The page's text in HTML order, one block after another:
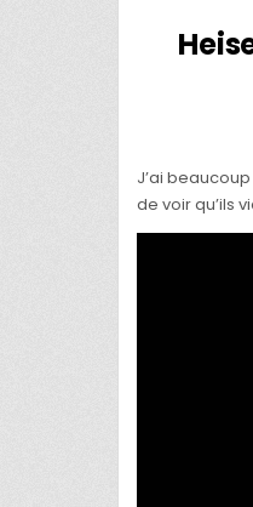
J’ai
de voir qu’ils